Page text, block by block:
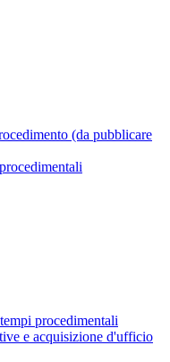
(da pubblicare
procedimentali
e acquisizione d'ufficio